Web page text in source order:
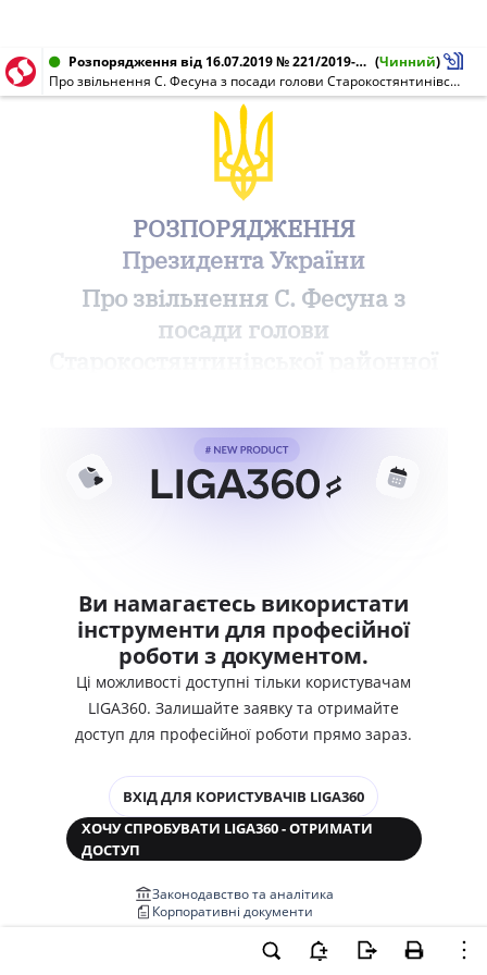
Розпорядження від 16.07.2019 № 221/2019-рп (Чинний)
Про звільнення С. Фесуна з посади голови Старокостянтинівської районної державної адміністрації Хмельницької області
РОЗПОРЯДЖЕННЯ
Президента України
Про звільнення С. Фесуна з
посади голови
Ви намагаєтесь використати
інструменти для професійної
роботи з документом.
Ці можливості доступні тільки користувачам
LIGA360. Залишайте заявку та отримайте
доступ для професійної роботи прямо зараз.
ВХІД ДЛЯ КОРИСТУВАЧІВ LIGA360
ХОЧУ СПРОБУВАТИ LIGA360 - ОТРИМАТИ
ДОСТУП
Законодавство та аналітика
Корпоративні документи
Медіааналіз та репутація